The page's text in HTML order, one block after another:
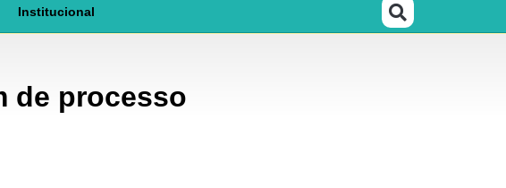
Institucional
de processo